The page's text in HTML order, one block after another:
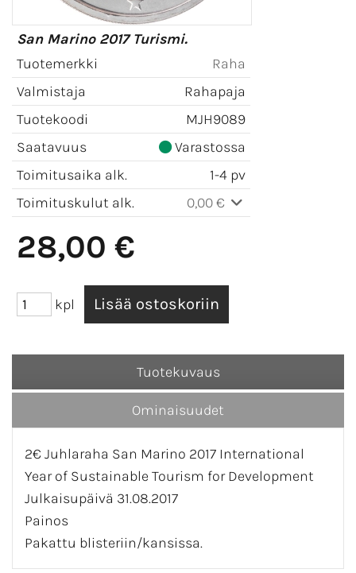
San Marino 2017 Turismi.
Tuotemerkki
Raha
Valmistaja
Rahapaja
Tuotekoodi
MJH9089
Saatavuus
Varastossa
Toimitusaika alk.
1-4 pv
Toimituskulut alk.
0,00 €
28,00 €
kpl
Tuotekuvaus
Ominaisuudet
2€ Juhlaraha San Marino 2017 International
Year of Sustainable Tourism for Development
Julkaisupäivä 31.08.2017
Painos
Pakattu blisteriin/kansissa.